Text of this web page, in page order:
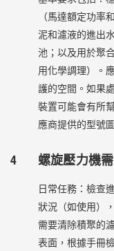
（馬達額定功率
泥和濾液的進出
池；以及用於聚
用化學調理）。
護的空間。如果
裝置可能會有所
應商提供的型號
4 螺旋壓力機
日常任務：檢查
狀況（如使用）
需要清除積聚的
表面，根據手冊